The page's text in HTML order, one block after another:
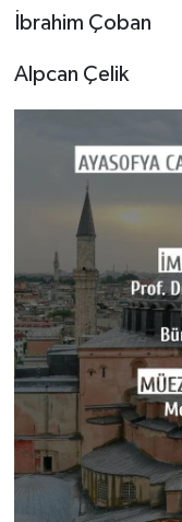
İbrahim Çoban
Alpcan Çelik